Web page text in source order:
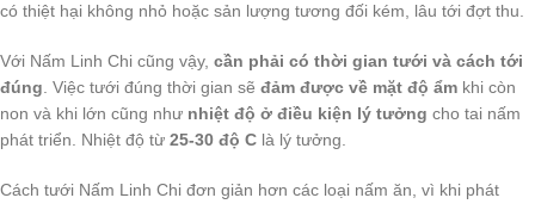
có thiệt hại không nhỏ hoặc sản lượng tương đối kém, lâu tới đợt thu.
Với Nấm Linh Chi cũng vậy, cần phải có thời gian tưới và cách tới
đúng . Việc tưới đúng thời gian sẽ đảm được về mặt độ ẩm khi còn
non và khi lớn cũng như nhiệt độ ở điều kiện lý tưởng cho tai nấm
phát triển. Nhiệt độ từ 25-30 độ C là lý tưởng.
Cách tưới Nấm Linh Chi đơn giản hơn các loại nấm ăn, vì khi phát